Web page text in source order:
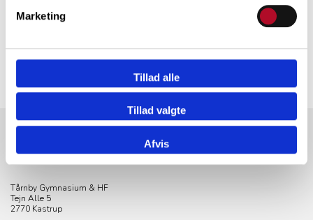
Marketing
Tillad alle
Tillad valgte
Afvis
KONTAKT
Tårnby Gymnasium & HF
Tejn Alle 5
2770 Kastrup